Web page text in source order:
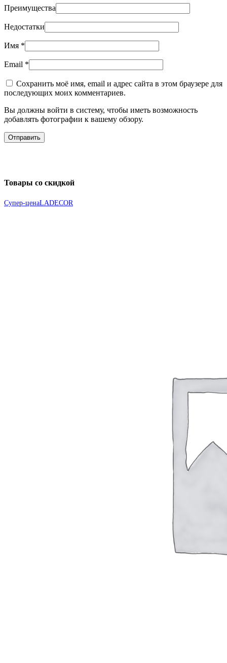
Преимущества
Недостатки
Имя *
Email *
Сохранить моё имя, email и адрес сайта в этом браузере для
последующих моих комментариев.
Вы должны войти в систему, чтобы иметь возможность
добавлять фотографии к вашему обзору.
Товары со скидкой
Супер-ценаLADECOR